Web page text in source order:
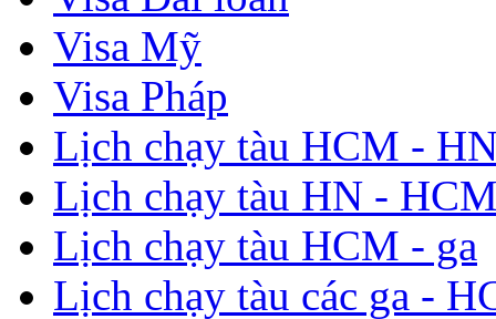
Visa Mỹ
Visa Pháp
Lịch chạy tàu HCM -
Lịch chạy tàu HN -
Lịch chạy tàu HCM - ga
Lịch chạy tàu các ga -